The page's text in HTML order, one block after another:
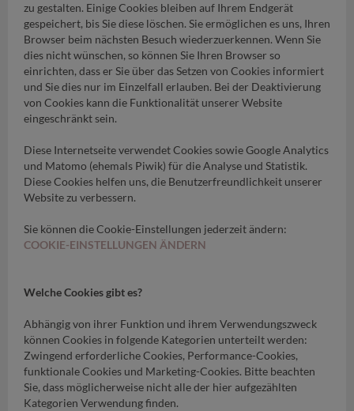
zu gestalten. Einige Cookies bleiben auf Ihrem Endgerät
gespeichert, bis Sie diese löschen. Sie ermöglichen es uns, Ihren
Browser beim nächsten Besuch wiederzuerkennen. Wenn Sie
dies nicht wünschen, so können Sie Ihren Browser so
einrichten, dass er Sie über das Setzen von Cookies informiert
und Sie dies nur im Einzelfall erlauben. Bei der Deaktivierung
von Cookies kann die Funktionalität unserer Website
eingeschränkt sein.
Diese Internetseite verwendet Cookies sowie Google Analytics
und Matomo (ehemals Piwik) für die Analyse und Statistik.
Diese Cookies helfen uns, die Benutzerfreundlichkeit unserer
Website zu verbessern.
Sie können die Cookie-Einstellungen jederzeit ändern:
COOKIE-EINSTELLUNGEN ÄNDERN
Welche Cookies gibt es?
Abhängig von ihrer Funktion und ihrem Verwendungszweck
können Cookies in folgende Kategorien unterteilt werden:
Zwingend erforderliche Cookies, Performance-Cookies,
funktionale Cookies und Marketing-Cookies. Bitte beachten
Sie, dass möglicherweise nicht alle der hier aufgezählten
Kategorien Verwendung finden.